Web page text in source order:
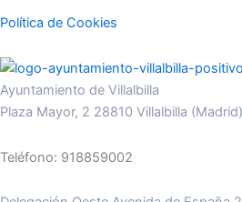
Política de Cookies
Ayuntamiento de Villalbilla
Plaza Mayor, 2 28810 Villalbilla (Madrid)
Teléfono: 918859002